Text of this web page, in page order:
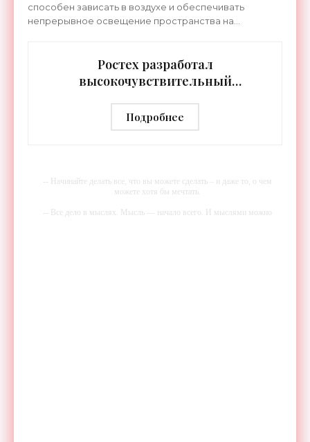
способен зависать в воздухе и обеспечивать
непрерывное освещение пространства на
Ростех разработал
высокочувствительный
дальностью распознавания до 2 км
- «Гаджеты»
Подробнее
-- Начинайте делать все, что вы можете сделать – и даже то, о чем
можете хотя бы мечтать.
-- Все дело в мыслях. Мысль — начало всего. И мыслями можно